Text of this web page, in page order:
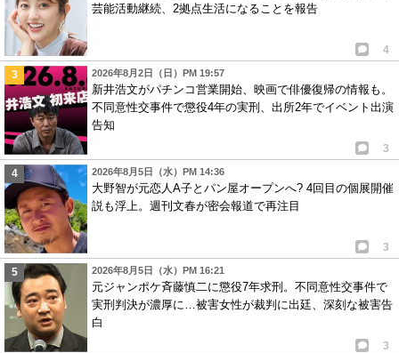
芸能活動継続、2拠点生活になることを報告
4
2026年8月2日（日）PM 19:57
新井浩文がパチンコ営業開始、映画で俳優復帰の情報も。
不同意性交事件で懲役4年の実刑、出所2年でイベント出演
告知
3
2026年8月5日（水）PM 14:36
大野智が元恋人A子とパン屋オープンへ? 4回目の個展開催
説も浮上。週刊文春が密会報道で再注目
3
2026年8月5日（水）PM 16:21
元ジャンポケ斉藤慎二に懲役7年求刑。不同意性交事件で
実刑判決が濃厚に…被害女性が裁判に出廷、深刻な被害告
白
3